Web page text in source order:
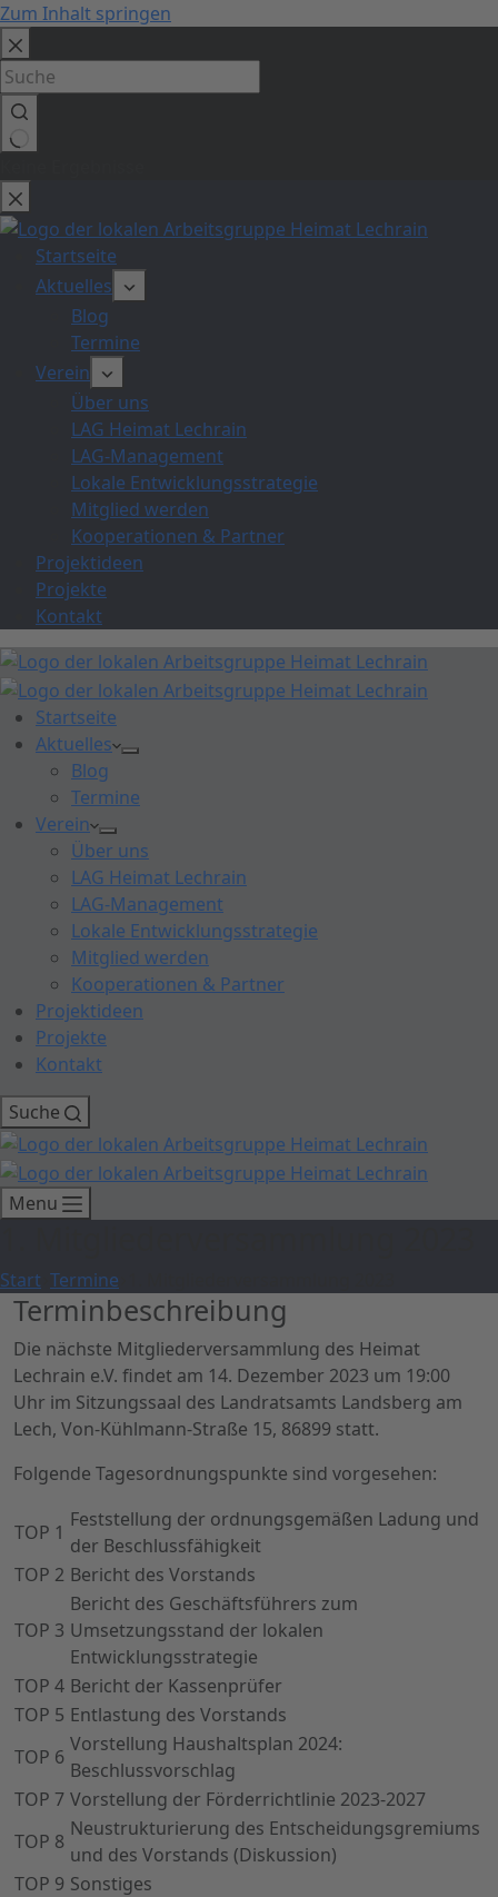
Zum Inhalt springen
Startseite
Aktuelles
Blog
Termine
Verein
Über uns
LAG Heimat Lechrain
LAG-Management
Lokale Entwicklungsstrategie
Mitglied werden
Kooperationen & Partner
Projektideen
Projekte
Kontakt
Startseite
Aktuelles
Blog
Termine
Verein
Über uns
LAG Heimat Lechrain
LAG-Management
Lokale Entwicklungsstrategie
Mitglied werden
Kooperationen & Partner
Projektideen
Projekte
Kontakt
Suche
Menu
Start Termine
Terminbeschreibung
Die nächste Mitgliederversammlung des Heimat
Lechrain e.V. findet am 14. Dezember 2023 um 19:00
Uhr im Sitzungssaal des Landratsamts Landsberg am
Lech, Von-Kühlmann-Straße 15, 86899 statt.
Folgende Tagesordnungspunkte sind vorgesehen:
TOP 1
Feststellung der ordnungsgemäßen Ladung und
der Beschlussfähigkeit
TOP 2 Bericht des Vorstands
TOP 3
Bericht des Geschäftsführers zum
Umsetzungsstand der lokalen
Entwicklungsstrategie
TOP 4 Bericht der Kassenprüfer
TOP 5 Entlastung des Vorstands
TOP 6
Vorstellung Haushaltsplan 2024:
Beschlussvorschlag
TOP 7 Vorstellung der Förderrichtlinie 2023-2027
TOP 8
Neustrukturierung des Entscheidungsgremiums
und des Vorstands (Diskussion)
TOP 9 Sonstiges